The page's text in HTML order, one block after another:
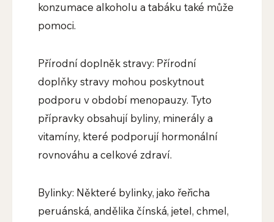
konzumace alkoholu a tabáku také může
pomoci.
Přírodní doplněk stravy: Přírodní
doplňky stravy mohou poskytnout
podporu v období menopauzy. Tyto
přípravky obsahují byliny, minerály a
vitamíny, které podporují hormonální
rovnováhu a celkové zdraví.
Bylinky: Některé bylinky, jako řeřicha
peruánská, andělika čínská, jetel, chmel,